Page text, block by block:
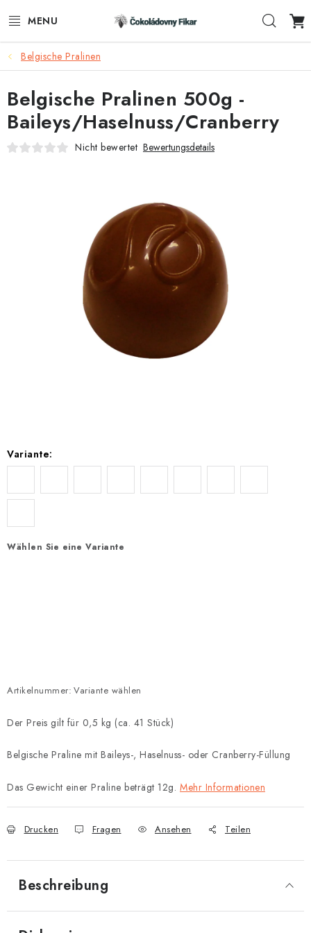
Inhalt
E-SHOP
WERBEARTIKEL
INFORMACE
FUNKČNÍ ČOKOLÁDA
Geschäftsbedingungen
Belgische Pralinen
Variante:
Wählen Sie eine Variante
Artikelnummer: Variante wählen
Der Preis gilt für 0,5 kg (ca. 41 Stück)
Belgische Praline mit Baileys-, Haselnuss- oder Cranberry-Füllung
Das Gewicht einer Praline beträgt 12g. Mehr Informationen
Drucken Fragen Ansehen Teilen
Belgische Pralinen 500g -
Baileys/Haselnuss/Cranberry
Nicht bewertet Bewertungsdetails
Beschreibung